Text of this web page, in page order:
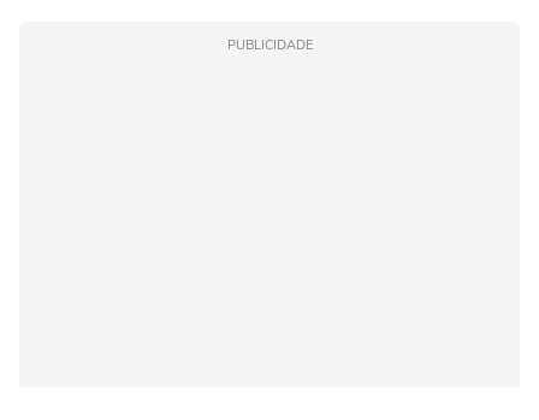
PUBLICIDADE